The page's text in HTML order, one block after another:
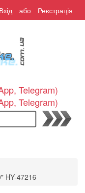
Вхід або Реєстрація
Telegram)
Telegram)
Пошук
HY-47216